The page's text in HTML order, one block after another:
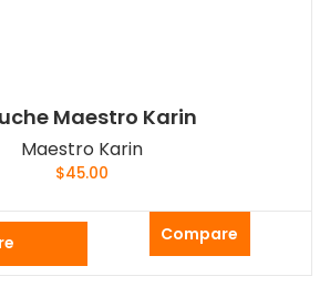
Maestro Karin
Maestro Karin
$45.00
Compare